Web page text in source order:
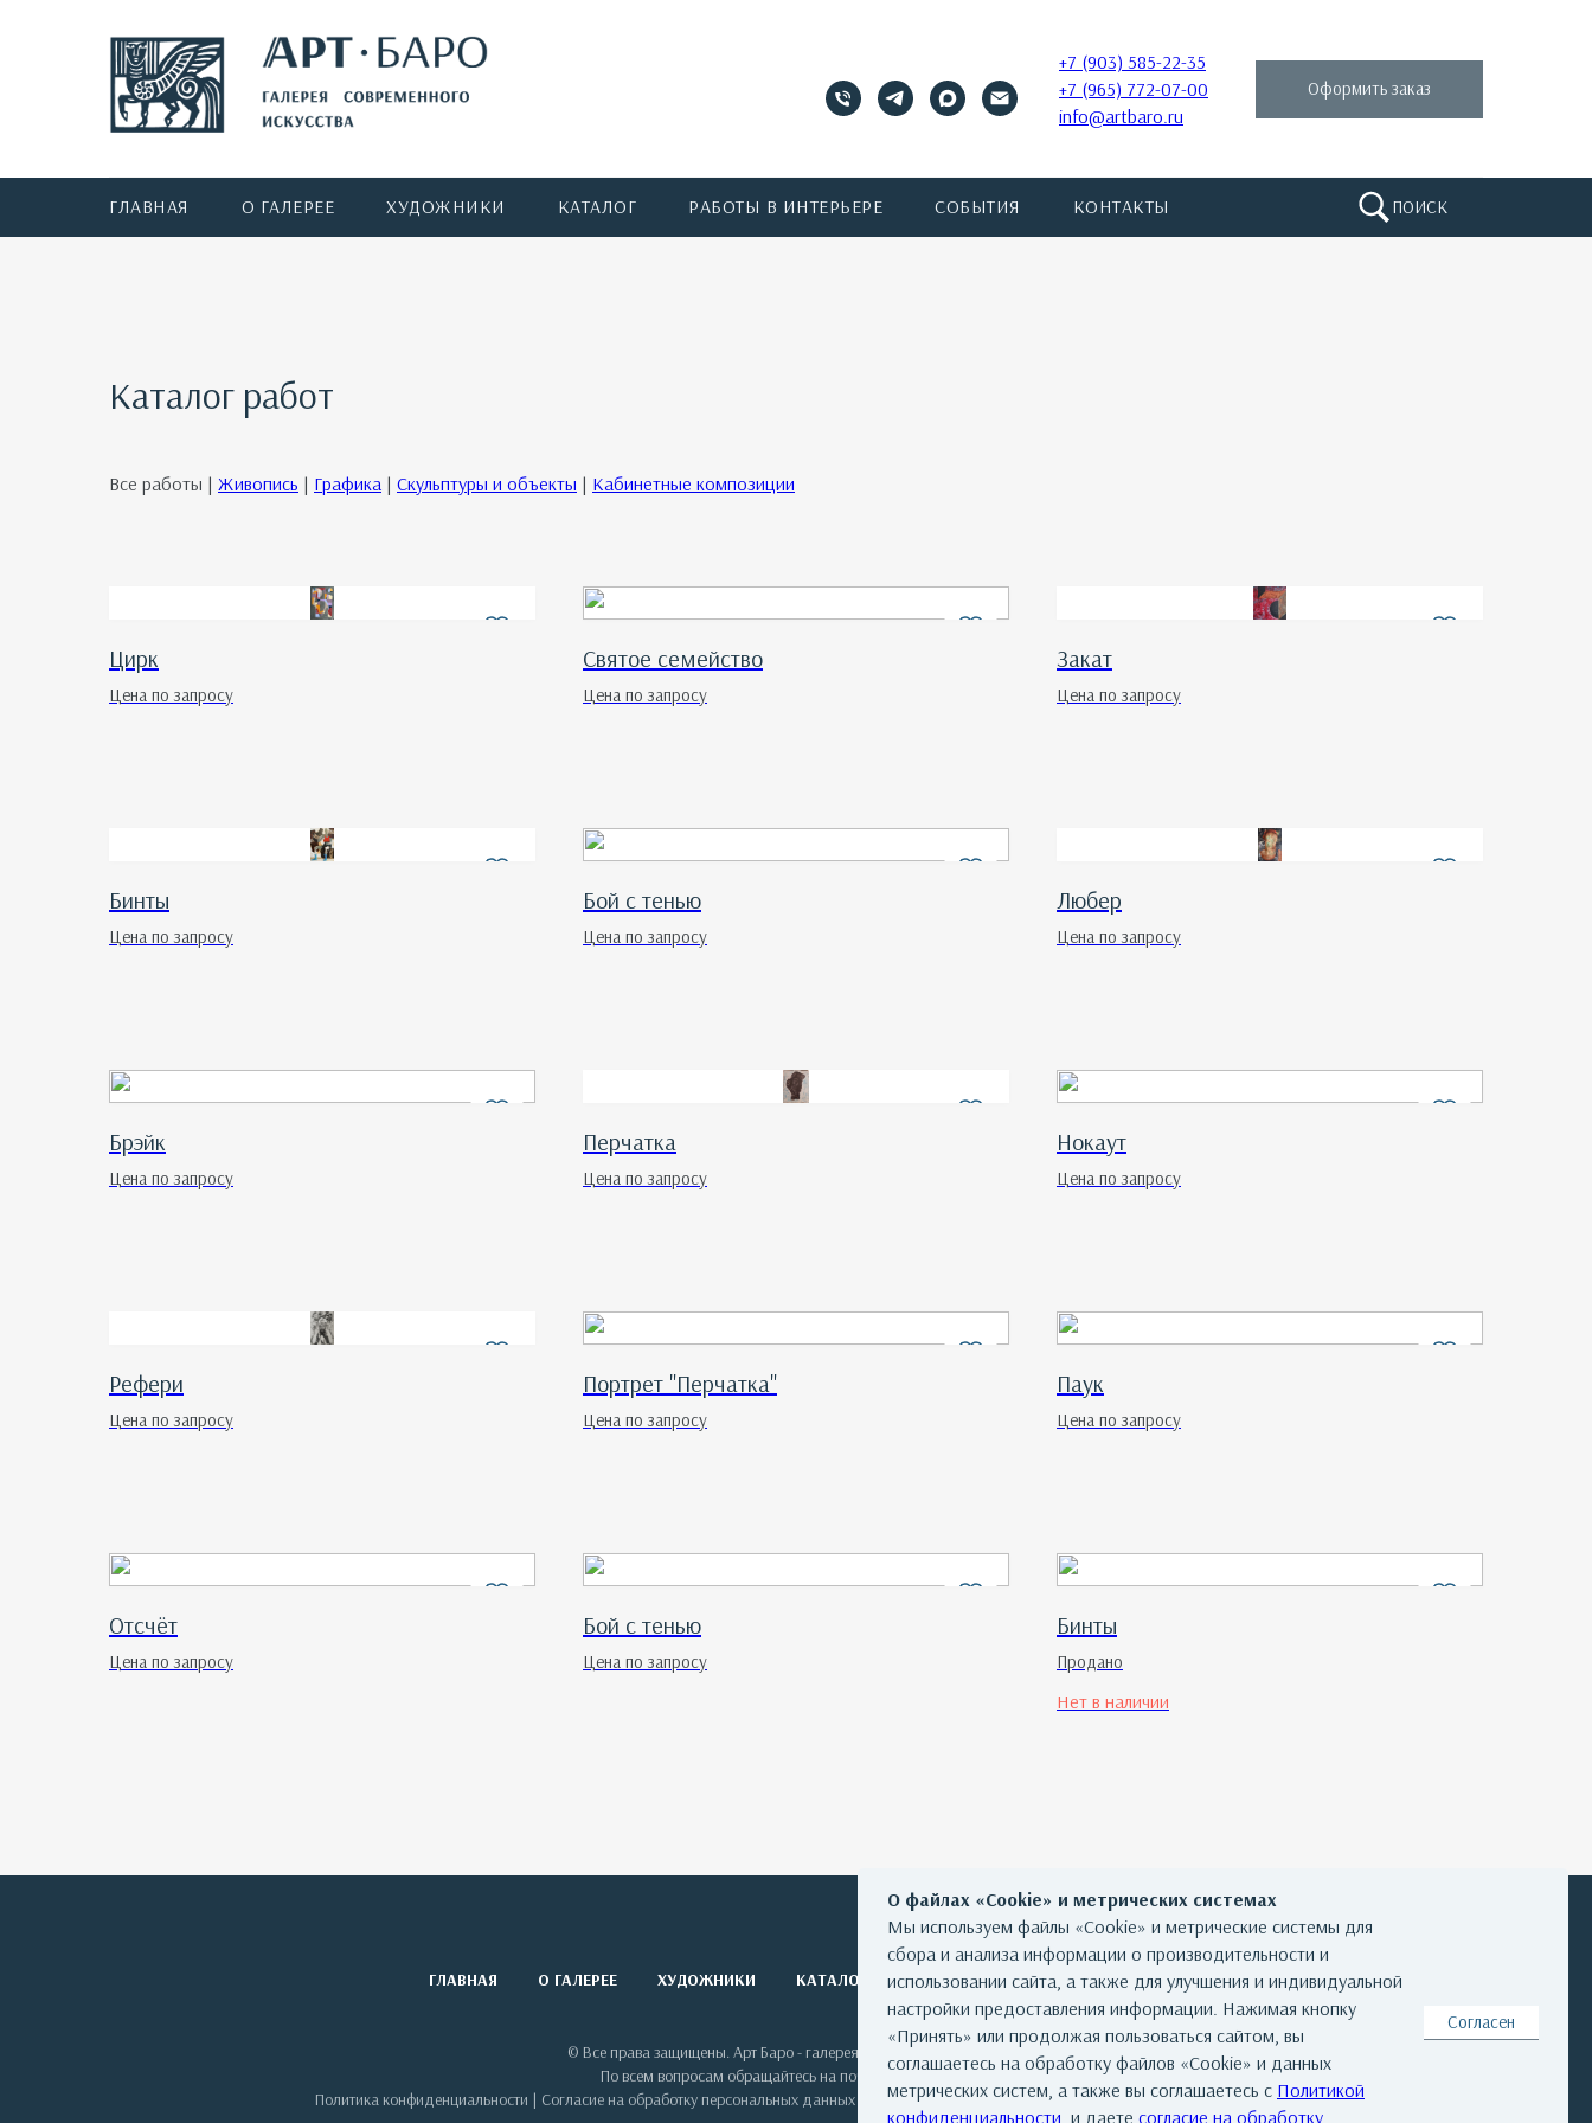
+7 (903) 585-22-35
+7 (965) 772-07-00
info@artbaro.ru
Оформить заказ
ПОИСК
ГЛАВНАЯ О ГАЛЕРЕЕ ХУДОЖНИКИ КАТАЛОГ РАБОТЫ В ИНТЕРЬЕРЕ СОБЫТИЯ КОНТАКТЫ
Каталог работ
Все работы | Живопись | Графика | Скульптуры и объекты | Кабинетные композиции
Цирк
Цена по запросу
Святое семейство
Цена по запросу
Закат
Цена по запросу
Бинты
Цена по запросу
Бой с тенью
Цена по запросу
Любер
Цена по запросу
Брэйк
Цена по запросу
Перчатка
Цена по запросу
Нокаут
Цена по запросу
Рефери
Цена по запросу
Портрет "Перчатка"
Цена по запросу
Паук
Цена по запросу
Отсчёт
Цена по запросу
Бой с тенью
Цена по запросу
Бинты
Продано
Нет в наличии
ГЛАВНАЯ О ГАЛЕРЕЕ ХУДОЖНИКИ КАТАЛОГ РАБОТ СОБЫТИЯ КОНТАКТЫ
© Все права защищены. Арт Баро - галерея современного искусства
По всем вопросам обращайтесь на почту: info@artbaro.ru
Политика конфиденциальности | Согласие на обработку персональных данных| Условия использования сайта |Реквизиты|Авторские права
О файлах «Cookie» и метрических системах
Мы используем файлы «Cookie» и метрические системы для
сбора и анализа информации о производительности и
использовании сайта, а также для улучшения и индивидуальной
настройки предоставления информации. Нажимая кнопку
«Принять» или продолжая пользоваться сайтом, вы
соглашаетесь на обработку файлов «Cookie» и данных
метрических систем, а также вы соглашаетесь с Политикой
конфиденциальности , и даете согласие на обработку
Согласен